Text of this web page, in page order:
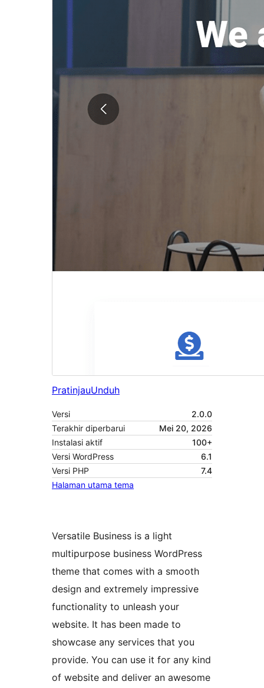
PratinjauUnduh
Versi
2.0.0
Terakhir diperbarui
Mei 20, 2026
Instalasi aktif
100+
Versi WordPress
6.1
Versi PHP
7.4
Halaman utama tema
Versatile Business is a light
multipurpose business WordPress
theme that comes with a smooth
design and extremely impressive
functionality to unleash your
website. It has been made to
showcase any services that you
provide. You can use it for any kind
of website and deliver an awesome